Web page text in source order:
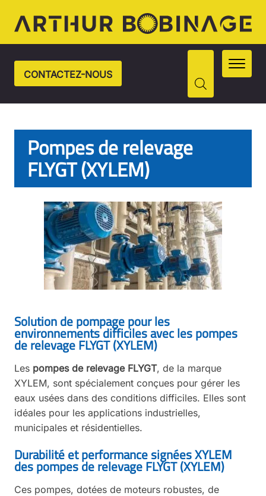
CONTACTEZ-NOUS
Pompes de relevage
FLYGT (XYLEM)
Solution de pompage pour les
environnements difficiles avec les pompes
de relevage FLYGT (XYLEM)
Les pompes de relevage FLYGT, de la marque
XYLEM, sont spécialement conçues pour gérer les
eaux usées dans des conditions difficiles. Elles sont
idéales pour les applications industrielles,
municipales et résidentielles.
Durabilité et performance signées XYLEM
des pompes de relevage FLYGT (XYLEM)
Ces pompes, dotées de moteurs robustes, de